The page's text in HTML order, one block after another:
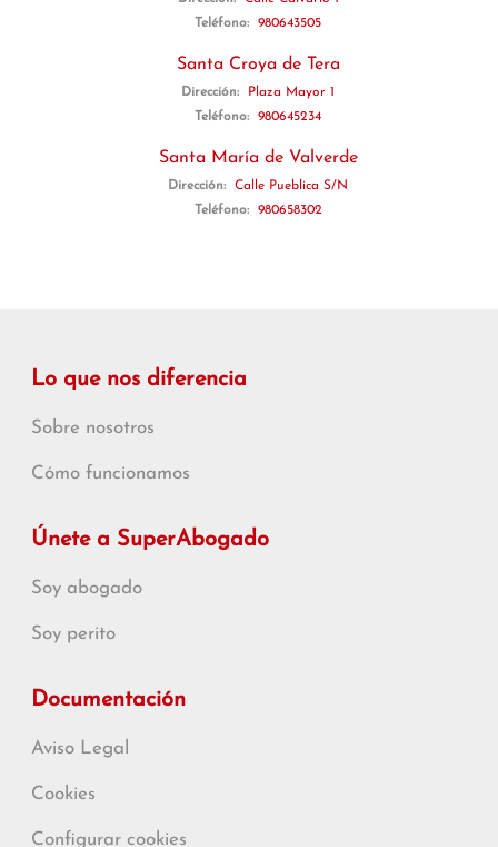
Teléfono:
980643505
Santa Croya de Tera
Dirección:
Plaza Mayor 1
Teléfono:
980645234
Santa María de Valverde
Dirección:
Calle Pueblica S/N
Teléfono:
980658302
Lo que nos diferencia
Sobre nosotros
Cómo funcionamos
Únete a SuperAbogado
Soy abogado
Soy perito
Documentación
Aviso Legal
Cookies
Configurar cookies